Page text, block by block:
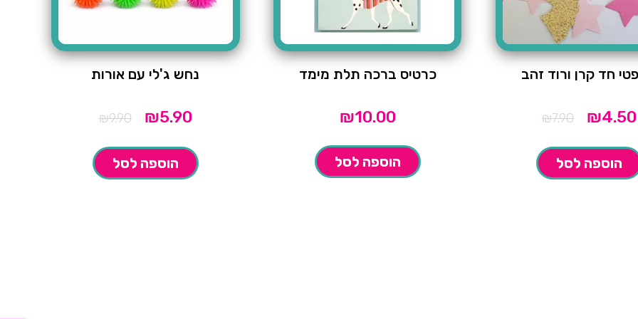
חד קרן ורוד זהב
₪7.90
המחיר
המקורי
₪7.90.
₪4.50
הוספה לסל
כרטיס ברכה תלת מימד
₪10.00
הוספה לסל
נחש ג'לי עם אורות
₪9.90
המחיר
המקורי
₪9.90.
₪5.90המחיר
הוספה לסל